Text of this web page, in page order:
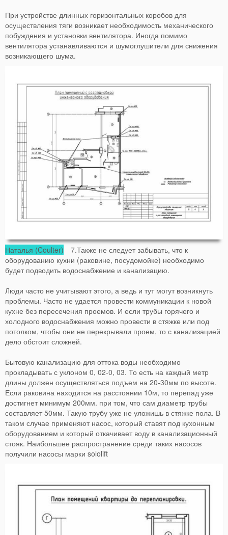
При устройстве длинных горизонтальных коробов для
осуществления тяги возникает необходимость механического
побуждения и установки вентилятора. Иногда помимо
вентилятора устанавливаются и шумоглушители для снижения
возникающего шума.
Наталья (Coulter) 7.Также не следует забывать, что к
оборудованию кухни (раковине, посудомойке) необходимо
будет подводить водоснабжение и канализацию.
Люди часто не учитывают этого, а ведь и тут могут возникнуть
проблемы. Часто не удается провести коммуникации к новой
кухне без пересечения проемов. И если трубы горячего и
холодного водоснабжения можно провести в стяжке или под
потолком, чтобы они не перекрывали проем, то с канализацией
дело обстоит сложней.
Бытовую канализацию для оттока воды необходимо
прокладывать с уклоном 0, 02-0, 03. То есть на каждый метр
длины должен осуществляться подъем на 20-30мм по высоте.
Если раковина находится на расстоянии 10м, то перепад уже
достигнет минимум 200мм. при том, что сам диаметр трубы
составляет 50мм. Такую трубу уже не уложишь в стяжке пола. В
таком случае применяют насос, который ставят под кухонным
оборудованием и который откачивает воду в канализационный
стояк. Наибольшее распространение среди таких насосов
получили насосы марки sololift